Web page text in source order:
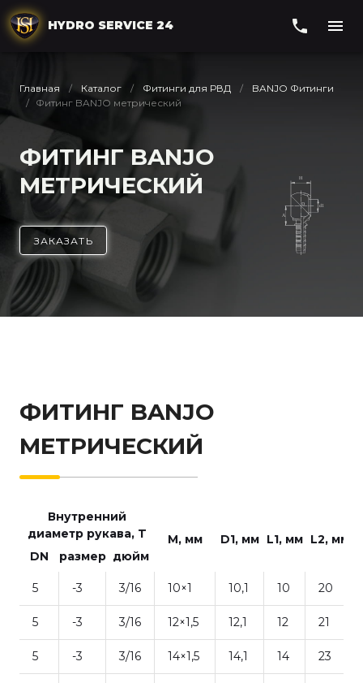
HYDRO SERVICE 24
Главная Каталог Фитинги для РВД
BANJO Фитинги
Фитинг BANJO метрический
ФИТИНГ BANJO
МЕТРИЧЕСКИЙ
ЗАКАЗАТЬ
ФИТИНГ BANJO
МЕТРИЧЕСКИЙ
Внутренний
диаметр рукава, T
М, мм D1, мм L1, мм L2, мм
DN
размер дюйм
5 -3 3/16 10×1 10,1 10 20
5 -3 3/16 12×1,5 12,1 12 21
5 -3 3/16 14×1,5 14,1 14 23